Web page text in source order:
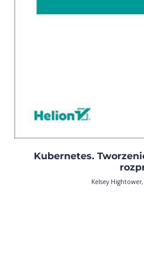
Kubernetes.
Kelsey